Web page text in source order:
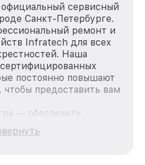
сервисный
Санкт-Петербурге.
ремонт и
Infratech для всех
Наша
постоянно повышают
предоставить вам
— обеспечить
ремонт для
продукции Infratech,